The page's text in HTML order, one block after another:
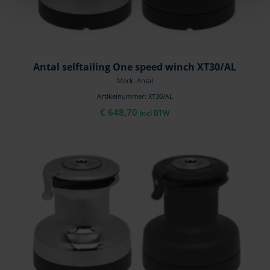
Antal selftailing One speed winch XT30/AL
Merk: Antal
Artikelnummer: XT30/AL
€ 648,70 incl BTW